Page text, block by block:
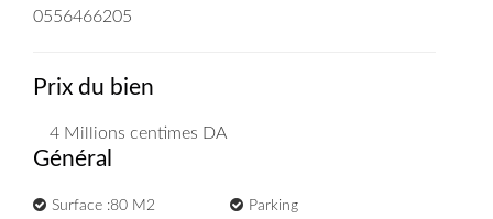
0556466205
Prix du bien
4 Millions centimes DA
Général
Surface :80 M2
Parking